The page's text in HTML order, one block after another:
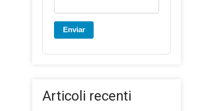
Enviar
Articoli recenti